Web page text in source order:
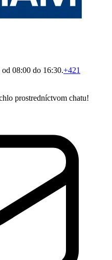
od 08:00 do 16:30.+421
prostredníctvom chatu!